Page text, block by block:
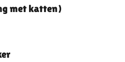
met katten)